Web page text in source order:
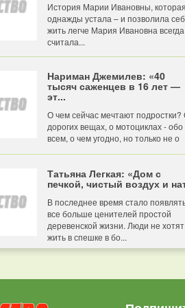
История Марии Ивановны, которая
однажды устала – и позволила
жить легче Мария Ивановна всегда
считала...
Нариман Джемилев: «40
тысяч саженцев в 16 лет —
эт...
О чем сейчас мечтают подростки?
дорогих вещах, о мотоциклах - обо
всем, о чем угодно, но только не о
Татьяна Легкая: «Дом с
печкой, чистый воздух и
В последнее время стало
все больше ценителей простой
деревенской жизни. Люди не хотят
жить в спешке в бо...